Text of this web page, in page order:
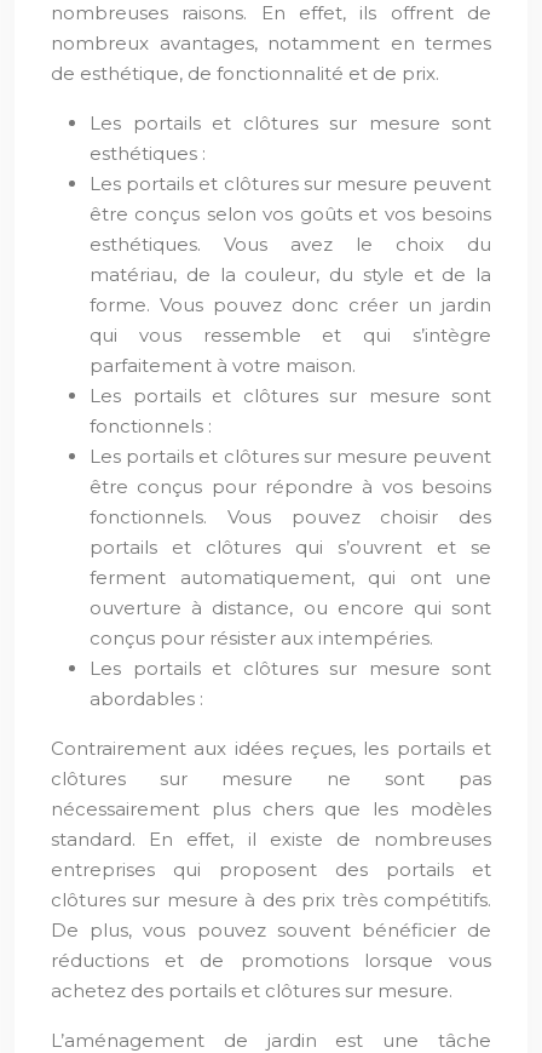
nombreuses raisons. En effet, ils offrent de
nombreux avantages, notamment en termes
de esthétique, de fonctionnalité et de prix.
Les portails et clôtures sur mesure sont
esthétiques :
Les portails et clôtures sur mesure peuvent
être conçus selon vos goûts et vos besoins
esthétiques. Vous avez le choix du
matériau, de la couleur, du style et de la
forme. Vous pouvez donc créer un jardin
qui vous ressemble et qui s’intègre
parfaitement à votre maison.
Les portails et clôtures sur mesure sont
fonctionnels :
Les portails et clôtures sur mesure peuvent
être conçus pour répondre à vos besoins
fonctionnels. Vous pouvez choisir des
portails et clôtures qui s’ouvrent et se
ferment automatiquement, qui ont une
ouverture à distance, ou encore qui sont
conçus pour résister aux intempéries.
Les portails et clôtures sur mesure sont
abordables :
Contrairement aux idées reçues, les portails et
clôtures sur mesure ne sont pas
nécessairement plus chers que les modèles
standard. En effet, il existe de nombreuses
entreprises qui proposent des portails et
clôtures sur mesure à des prix très compétitifs.
De plus, vous pouvez souvent bénéficier de
réductions et de promotions lorsque vous
achetez des portails et clôtures sur mesure.
L’aménagement de jardin est une tâche